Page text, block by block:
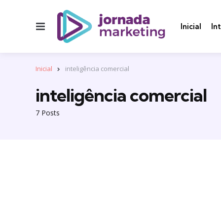
Inicial
Inicial inteligência comercial
7 Posts
inteligência comercial